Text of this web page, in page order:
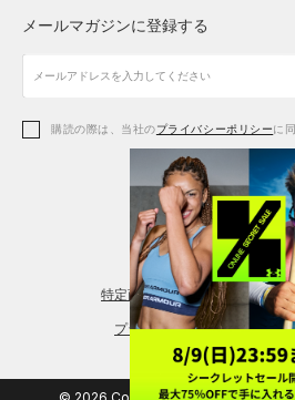
アクセサリー
アクセサリー
シューズ
アクセサリー
レギンス＆タイツ
シューズ
メールマガジンに登録する
購読の際は、当社のプライバシーポリシーに
特定商取引法に基づく通販の表
プライバシーポリシー